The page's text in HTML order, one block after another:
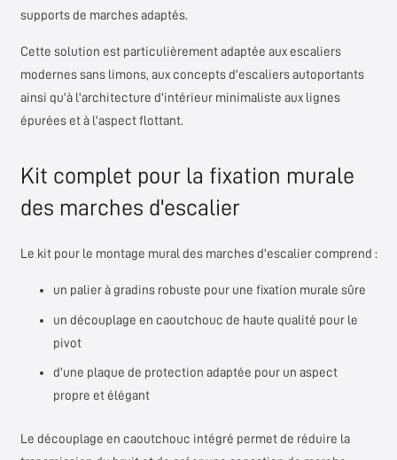
supports de marches adaptés.
Cette solution est particulièrement adaptée aux escaliers
modernes sans limons, aux concepts d'escaliers autoportants
ainsi qu'à l'architecture d'intérieur minimaliste aux lignes
épurées et à l'aspect flottant.
Kit complet pour la fixation murale
des marches d'escalier
Le kit pour le montage mural des marches d'escalier comprend :
un palier à gradins robuste pour une fixation murale sûre
un découplage en caoutchouc de haute qualité pour le
pivot
d'une plaque de protection adaptée pour un aspect
propre et élégant
Le découplage en caoutchouc intégré permet de réduire la